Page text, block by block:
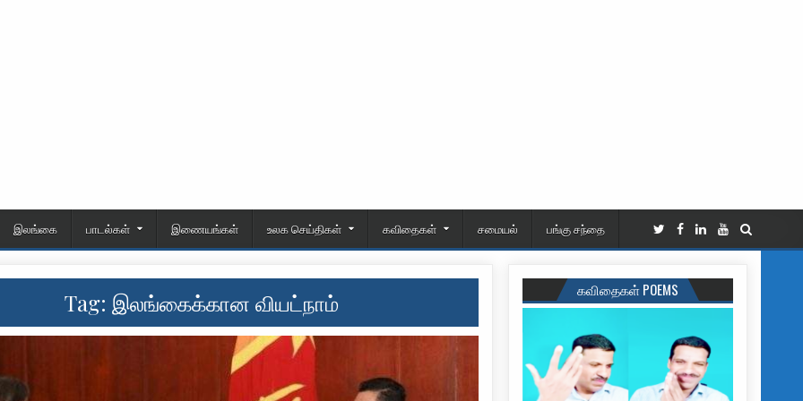
இலங்கை பாடல்கள் இணையங்கள் உலக செய்திகள் கவிதைகள் சமையல் பங்கு சந்தை
Tag: இலங்கைக்கான வியட்நாம் கவிதைகள் POEMS